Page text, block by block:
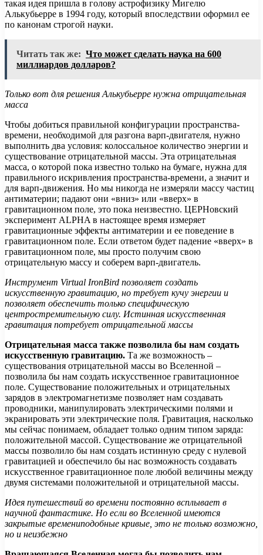
такая идея пришла в голову астрофизику Мигелю
Алькубьерре в 1994 году, который впоследствии оформил ее
по канонам строгой науки.
Читать так же: Что может сделать наука на 600
миллиардов долларов?
Только вот для решения Алькубьерре нужна отрицательная
масса
Чтобы добиться правильной конфигурации пространства-
времени, необходимой для разгона варп-двигателя, нужно
выполнить два условия: колоссальное количество энергии и
существование отрицательной массы. Эта отрицательная
масса, о которой пока известно только на бумаге, нужна для
правильного искривления пространства-времени, а значит и
для варп-движения. Но мы никогда не измеряли массу частиц
антиматерии; падают они «вниз» или «вверх» в
гравитационном поле, это пока неизвестно. ЦЕРНовский
эксперимент ALPHA в настоящее время измеряет
гравитационные эффекты антиматерии и ее поведение в
гравитационном поле. Если ответом будет падение «вверх» в
гравитационном поле, мы просто получим свою
отрицательную массу и соберем варп-двигатель.
Инструмент Virtual IronBird позволяет создать
искусственную гравитацию, но требует кучу энергии и
позволяет обеспечить только специфическую
центростремительную силу. Истинная искусственная
гравитация потребует отрицательной массы
Отрицательная масса также позволила бы нам создать
искусственную гравитацию. Та же возможность –
существования отрицательной массы во Вселенной –
позволила бы нам создать искусственное гравитационное
поле. Существование положительных и отрицательных
зарядов в электромагнетизме позволяет нам создавать
проводники, манипулировать электрическими полями и
экранировать эти электрические поля. Гравитация, насколько
мы сейчас понимаем, обладает только одним типом заряда:
положительной массой. Существование же отрицательной
массы позволило бы нам создать истинную среду с нулевой
гравитацией и обеспечило бы нас возможность создавать
искусственное гравитационное поле любой величины между
двумя системами положительной и отрицательной массы.
Идея путешествий во времени постоянно всплывает в
научной фантастике. Но если во Вселенной имеются
закрытые времениподобные кривые, это не только возможно,
но и неизбежно